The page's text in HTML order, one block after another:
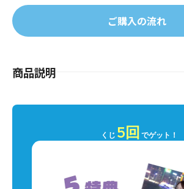
ご購入の流れ
商品説明
くじ 5回でゲット！